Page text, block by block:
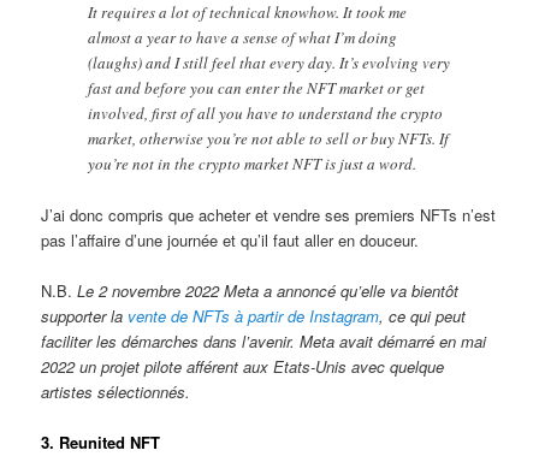
It requires a lot of technical knowhow. It took me
almost a year to have a sense of what I’m doing
(laughs) and I still feel that every day. It’s evolving very
fast and before you can enter the NFT market or get
involved, first of all you have to understand the crypto
market, otherwise you’re not able to sell or buy NFTs. If
you’re not in the crypto market NFT is just a word.
J’ai donc compris que acheter et vendre ses premiers NFTs n’est
pas l’affaire d’une journée et qu’il faut aller en douceur.
N.B.Le 2 novembre 2022 Meta a annoncé qu’elle va bientôt
supporter la vente de NFTs à partir de Instagram, ce qui peut
faciliter les démarches dans l’avenir. Meta avait démarré en mai
2022 un projet pilote afférent aux Etats-Unis avec quelque
artistes sélectionnés.
3. Reunited NFT